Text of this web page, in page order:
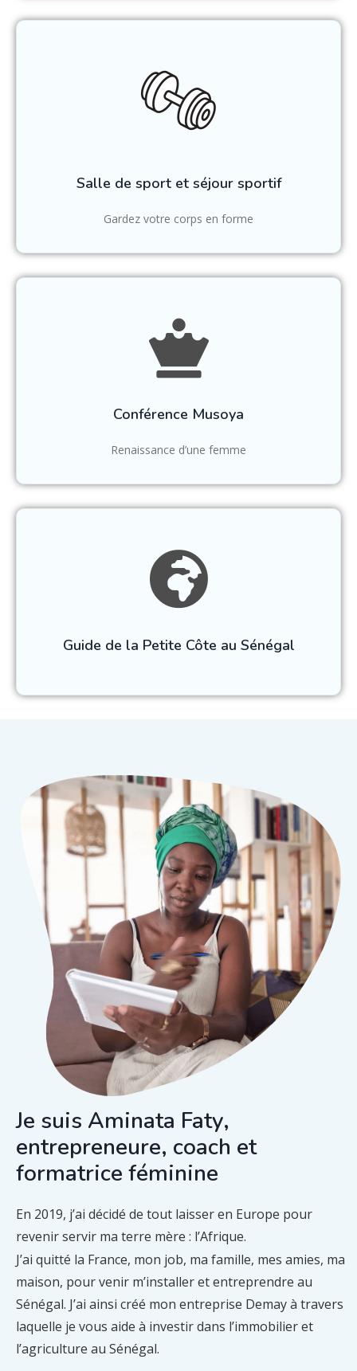
Salle de sport et séjour sportif
Gardez votre corps en forme
Conférence Musoya
Renaissance d’une femme
Guide de la Petite Côte au Sénégal
Je suis Aminata Faty,
entrepreneure, coach et
formatrice féminine
En 2019, j’ai décidé de tout laisser en Europe pour
revenir servir ma terre mère : l’Afrique.
J’ai quitté la France, mon job, ma famille, mes amies, ma
maison, pour venir m’installer et entreprendre au
Sénégal. J’ai ainsi créé mon entreprise Demay à travers
laquelle je vous aide à investir dans l’immobilier et
l’agriculture au Sénégal.